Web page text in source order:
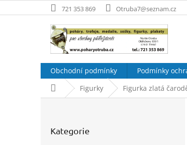
na
721 353 869 Otruba7@seznam.cz
Obchodní podmínky Podmínky
Domů Figurky Figurka zlatá
kategorie
Kategorie